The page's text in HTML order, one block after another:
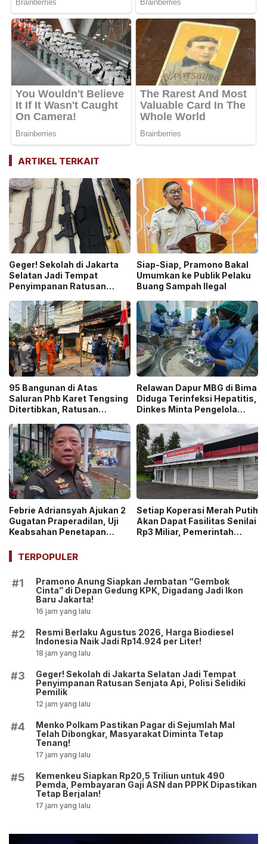
ARTIKEL TERKAIT
Geger! Sekolah di Jakarta
Selatan Jadi Tempat
Penyimpanan Ratusan
Pemilik
Siap-Siap, Pramono Bakal
Umumkan ke Publik Pelaku
Buang Sampah Ilegal
95 Bangunan di Atas
Saluran Phb Karet Tengsing
Ditertibkan, Ratusan
Dikerahkan
Relawan Dapur MBG di Bima
Diduga Terinfeksi Hepatitis,
Dinkes Minta Pengelola
Febrie Adriansyah Ajukan 2
Gugatan Praperadilan, Uji
Keabsahan Penetapan
Penyitaan Aset!
Setiap Koperasi Merah Putih
Akan Dapat Fasilitas Senilai
Rp3 Miliar, Pemerintah
TERPOPULER
#1
Pramono Anung Siapkan Jembatan “Gembok
Cinta” di Depan Gedung KPK, Digadang Jadi Ikon
Baru Jakarta!
16 jam yang lalu
#2
Resmi Berlaku Agustus 2026, Harga Biodiesel
Indonesia Naik Jadi Rp14.924 per Liter!
18 jam yang lalu
#3
Geger! Sekolah di Jakarta Selatan Jadi Tempat
Penyimpanan Ratusan Senjata Api, Polisi Selidiki
Pemilik
12 jam yang lalu
#4
Menko Polkam Pastikan Pagar di Sejumlah Mal
Telah Dibongkar, Masyarakat Diminta Tetap
Tenang!
17 jam yang lalu
#5
Kemenkeu Siapkan Rp20,5 Triliun untuk 490
Pemda, Pembayaran Gaji ASN dan PPPK Dipastikan
Tetap Berjalan!
17 jam yang lalu